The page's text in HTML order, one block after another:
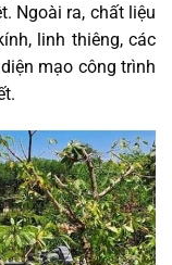
Ngoài ra, chất liệu
linh thiêng, các
mạo công trình